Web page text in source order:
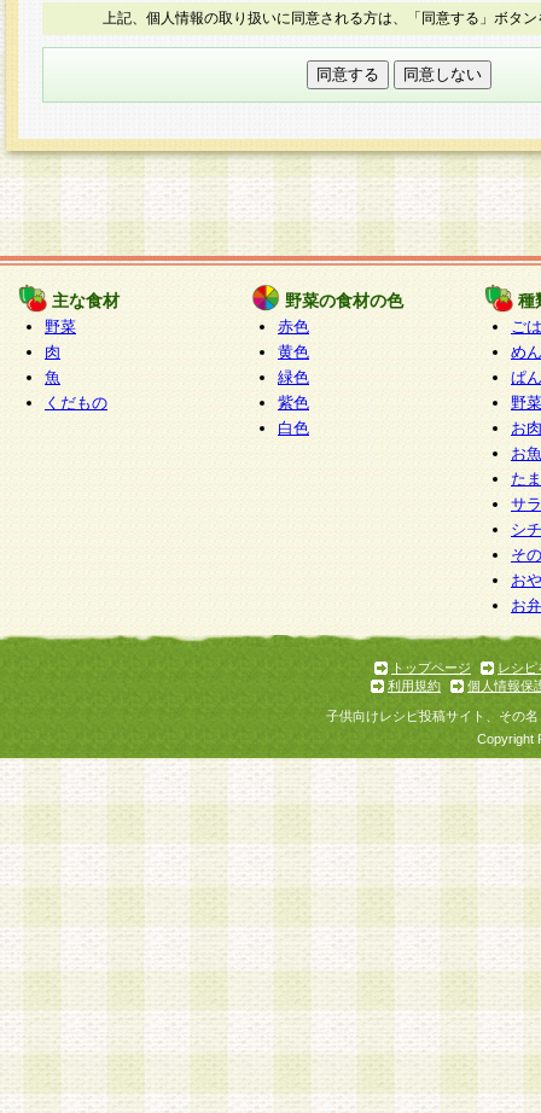
○本人が容易に認識できない方法による個人情報
本フォームでは、セッション管理のためCookie
○個人情報の第三者提供について
力いただく個人情報は第三者に提供しません。
○個人情報の委託について
個人情報の取り扱いを外部に委託する場合は、
情報管理基準を満たす企業を選定して委託を行
が行われるよう監督します。
○開示対象個人情報の開示等および問い合わせ窓口
本人からの求めにより、当社が本件により取得
報の利用目的の通知・開示・内容の訂正・追加
停止・消去及び第三者への提供の禁止（以下、
といいます。）に応じます。
開示等に応じる窓口は以下になります。
ぱくすく食堂個人情報お客様相談窓口 paku-
m
個人情報を与えることは任意ですが、個人情報
意をいただけない場合には、当社のサービスの
お問い合わせ・ご相談への対応ができない場合
上記、個人情報の取り扱いに同意される方は、「同意する」ボタ
主な食材
野菜
肉
魚
くだもの
野菜の食材の色
赤色
黄色
緑色
紫色
白色
種
ご
めん
ぱん
野
お
お
た
サ
シ
そ
お
お
トップページ
レシピ
利用規約
個人情報保
子供向けレシピ投稿サイト、その
Copyright